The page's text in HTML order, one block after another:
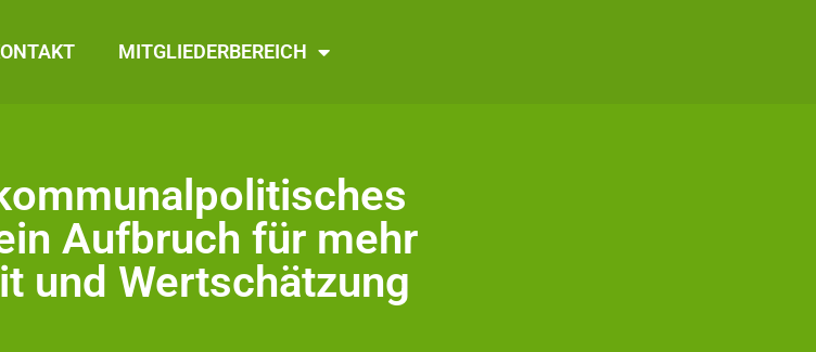
MITGLIEDERBEREICH
Aufbruch für mehr
und Wertschätzung